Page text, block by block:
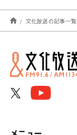
文化放送の記事一覧